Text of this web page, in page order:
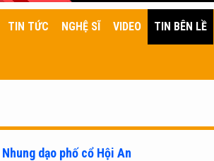
TIN TỨC NGHỆ SĨ VIDEO TIN BÊN LỀ
dạo phố cổ Hội An